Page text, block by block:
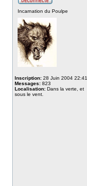
Incarnation du Poulpe
Inscription: 28 Juin 2004 22:41
Messages: 823
Localisation: Dans la verte, et
sous le vent.